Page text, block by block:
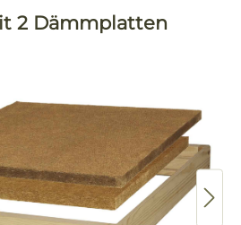
2 Dämmplatten